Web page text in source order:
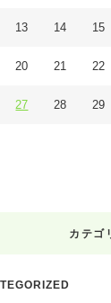
13 14 15
20 21 22
27 28 29
カテゴ